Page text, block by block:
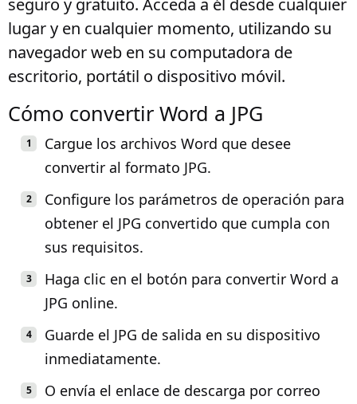
seguro y gratuito. Acceda a él desde cualquier
lugar y en cualquier momento, utilizando su
navegador web en su computadora de
escritorio, portátil o dispositivo móvil.
Cómo convertir Word a JPG
Cargue los archivos Word que desee
convertir al formato JPG.
Configure los parámetros de operación para
obtener el JPG convertido que cumpla con
sus requisitos.
Haga clic en el botón para convertir Word a
JPG online.
Guarde el JPG de salida en su dispositivo
inmediatamente.
O envía el enlace de descarga por correo